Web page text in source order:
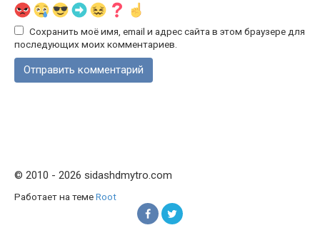
Сохранить моё имя, email и адрес сайта в этом браузере для
последующих моих комментариев.
© 2010 - 2026 sidashdmytro.com
Работает на темеRoot